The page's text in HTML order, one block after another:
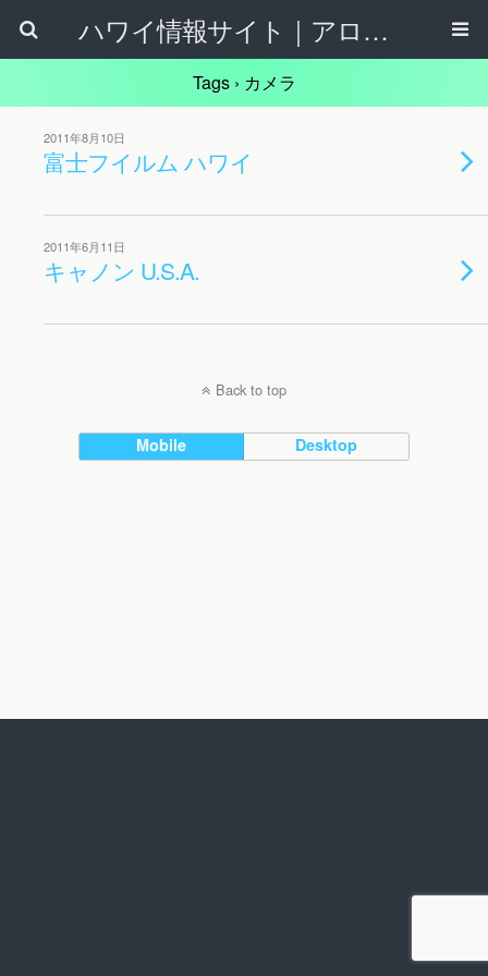
ハワイ情報サイト｜アロハタウンネット
Tags › カメラ
2011年8月10日
富士フイルム ハワイ
2011年6月11日
キャノン U.S.A.
Back to top
Mobile Desktop